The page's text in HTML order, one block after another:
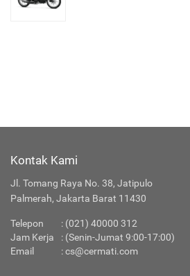
Kontak Kami
Jl. Tomang Raya No. 38, Jatipulo
Palmerah, Jakarta Barat 11430
Telepon : (021) 40000 312
Jam Kerja
: (Senin-Jumat 9:00-17:00)
Email
:cs@cermati.com